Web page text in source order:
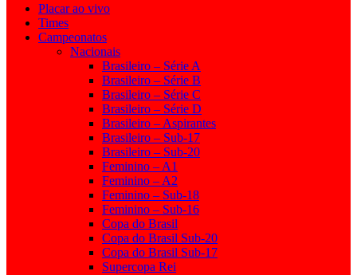
Placar ao vivo
Times
Campeonatos
Nacionais
Brasileiro – Série A
Brasileiro – Série B
Brasileiro – Série C
Brasileiro – Série D
Brasileiro – Aspirantes
Brasileiro – Sub-17
Brasileiro – Sub-20
Feminino – A1
Feminino – A2
Feminino – Sub-18
Feminino – Sub-16
Copa do Brasil
Copa do Brasil Sub-20
Copa do Brasil Sub-17
Supercopa Rei